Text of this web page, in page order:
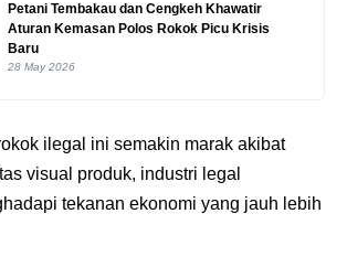
Petani Tembakau dan Cengkeh Khawatir
Aturan Kemasan Polos Rokok Picu Krisis
Baru
28 May 2026
ilegal ini semakin marak akibat
visual produk, industri legal
tekanan ekonomi yang jauh lebih